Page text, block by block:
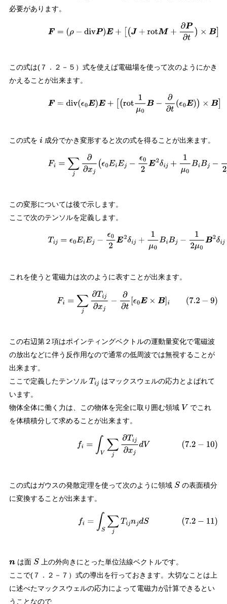
必要があります。
(7.2 −5)F=( ρ− div P)E+ ( +rot M+ P ∂t)× ]
この式は(７．２－５）式を使えば電磁場を使って次のようにかき
かえることが出来ます。
(7.2−6) F=div ϵ E)E+[( rot 1μ0 ∂∂ (ϵ0E))×B ]
この式を i成分でかき変形すると次の式を得ることが出来ます。
7.2 7)F =∑ j∂∂ 0E Ej−ϵ0 E2 j+ μ0 BiB
この変形については後で示します。
ここで次のテンソルを定義します。
(7.2−8) Tij= ϵ0 EiEj −ϵ02E2δi +1μ 0Bi Bj − 12 μ0B2δij
これを使うと電磁力は次のように表すことが出来ます。
7.2−9)F i=∑j∂ j− ∂t 0E× ]i
この右辺第２項はポインティングベクトルの運動量変化で電磁波
の放出などに伴う反作用なので通常の低周波では無視することが
出来ます。
ここで定義したテンソル Tij
はマックスウェルの応力とよばれて
います。
物体全体に働く力は、この物体を完全に取り囲む領域 V でこれ
を体積積分して求めることが出来ます。
7.2 10) =∫V∑ j∂Tij∂ xjdV
この式はガウスの発散定理を使って次のように領域 Sの表面積分
に変換することが出来ます。
(7.2− 11 fi= S∑jTijn jdS
n は面 S上の外向きにとった単位法線ベクトルです。
ここで(７．２－７）式の導出を行っておきます。大切なことは上
に述べたマックスウェルの応力によって電磁力が計算できるとい
うことなので